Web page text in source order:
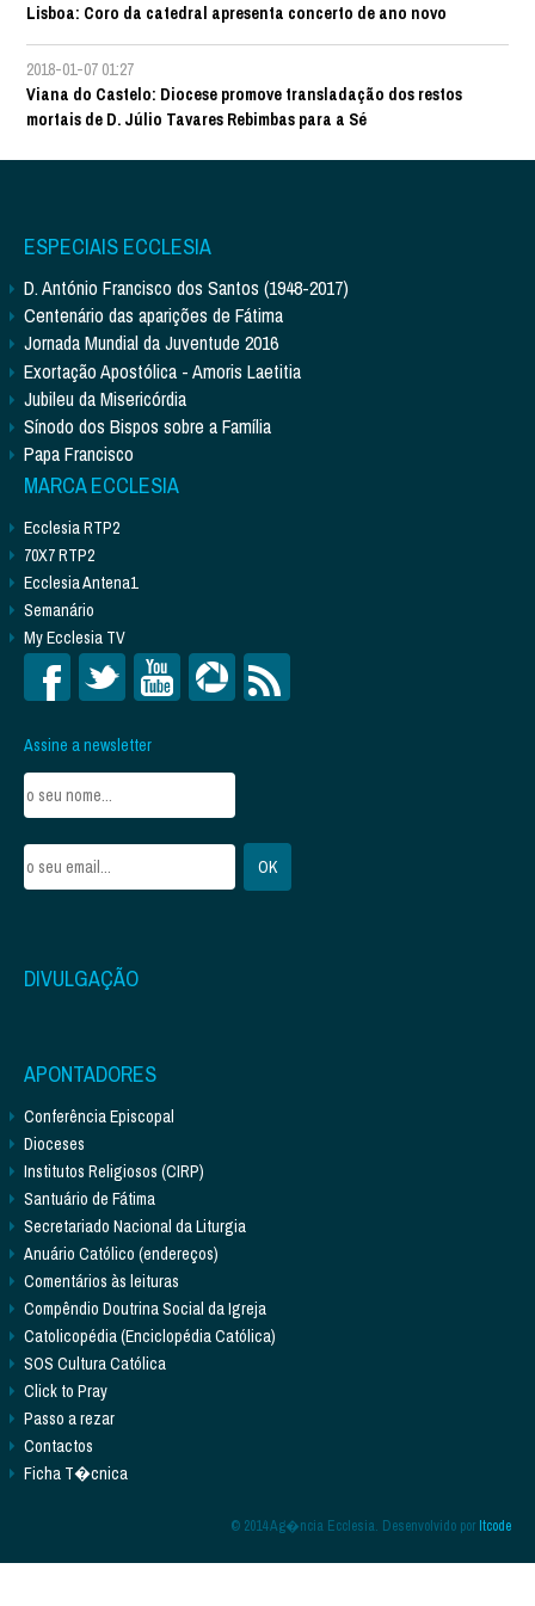
Lisboa: Coro da catedral apresenta concerto de ano novo
2018-01-07 01:27
Viana do Castelo: Diocese promove transladação dos restos
mortais de D. Júlio Tavares Rebimbas para a Sé
ESPECIAIS ECCLESIA
D. António Francisco dos Santos (1948-2017)
Centenário das aparições de Fátima
Jornada Mundial da Juventude 2016
Exortação Apostólica - Amoris Laetitia
Jubileu da Misericórdia
Sínodo dos Bispos sobre a Família
Papa Francisco
MARCA ECCLESIA
Ecclesia RTP2
70X7 RTP2
Ecclesia Antena1
Semanário
My Ecclesia TV
Assine a newsletter
DIVULGAÇÃO
APONTADORES
Conferência Episcopal
Dioceses
Institutos Religiosos (CIRP)
Santuário de Fátima
Secretariado Nacional da Liturgia
Anuário Católico (endereços)
Comentários às leituras
Compêndio Doutrina Social da Igreja
Catolicopédia (Enciclopédia Católica)
SOS Cultura Católica
Click to Pray
Passo a rezar
Contactos
Ficha T�cnica
© 2014 Ag�ncia Ecclesia. Desenvolvido porItcode